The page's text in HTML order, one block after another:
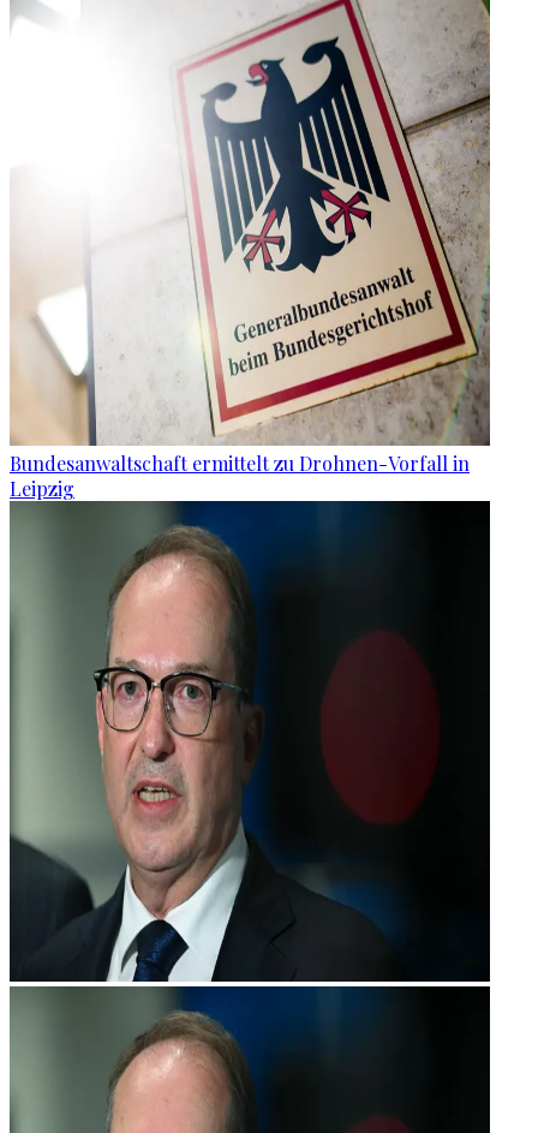
Bundesanwaltschaft ermittelt zu Drohnen-Vorfall in
Leipzig